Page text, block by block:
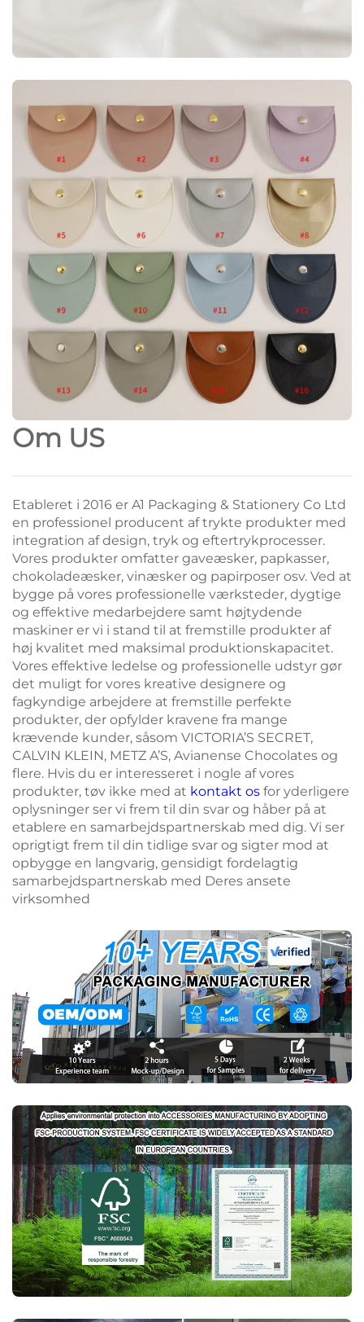
Om US
Etableret i 2016 er A1 Packaging & Stationery Co Ltd
en professionel producent af trykte produkter med
integration af design, tryk og eftertrykprocesser.
Vores produkter omfatter gaveæsker, papkasser,
chokoladeæsker, vinæsker og papirposer osv. Ved at
bygge på vores professionelle værksteder, dygtige
og effektive medarbejdere samt højtydende
maskiner er vi i stand til at fremstille produkter af
høj kvalitet med maksimal produktionskapacitet.
Vores effektive ledelse og professionelle udstyr gør
det muligt for vores kreative designere og
fagkyndige arbejdere at fremstille perfekte
produkter, der opfylder kravene fra mange
krævende kunder, såsom VICTORIA’S SECRET,
CALVIN KLEIN, METZ A’S, Avianense Chocolates og
flere. Hvis du er interesseret i nogle af vores
produkter, tøv ikke med at kontakt os for yderligere
oplysninger ser vi frem til din svar og håber på at
etablere en samarbejdspartnerskab med dig. Vi ser
oprigtigt frem til din tidlige svar og sigter mod at
opbygge en langvarig, gensidigt fordelagtig
samarbejdspartnerskab med Deres ansete
virksomhed